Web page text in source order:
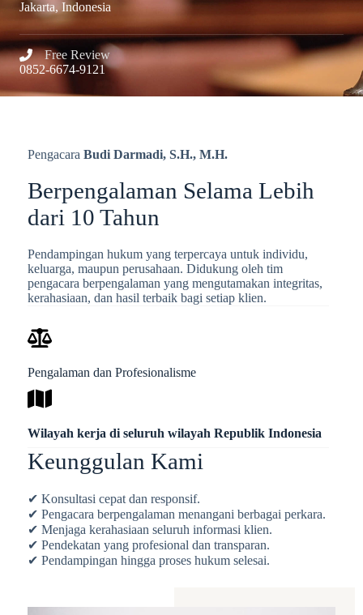
Jakarta, Indonesia​​
Free Review​
0852-6674-9121
Pengacara Budi Darmadi, S.H., M.H.
Berpengalaman Selama Lebih
dari 10 Tahun​
Pendampingan hukum yang terpercaya untuk individu,
keluarga, maupun perusahaan. Didukung oleh tim
pengacara berpengalaman yang mengutamakan integritas,
kerahasiaan, dan hasil terbaik bagi setiap klien.
Pengalaman dan Profesionalisme
Wilayah kerja di seluruh wilayah Republik Indonesia
Keunggulan Kami
✔ Konsultasi cepat dan responsif.
✔ Pengacara berpengalaman menangani berbagai perkara.
✔ Menjaga kerahasiaan seluruh informasi klien.
✔ Pendekatan yang profesional dan transparan.
✔ Pendampingan hingga proses hukum selesai.